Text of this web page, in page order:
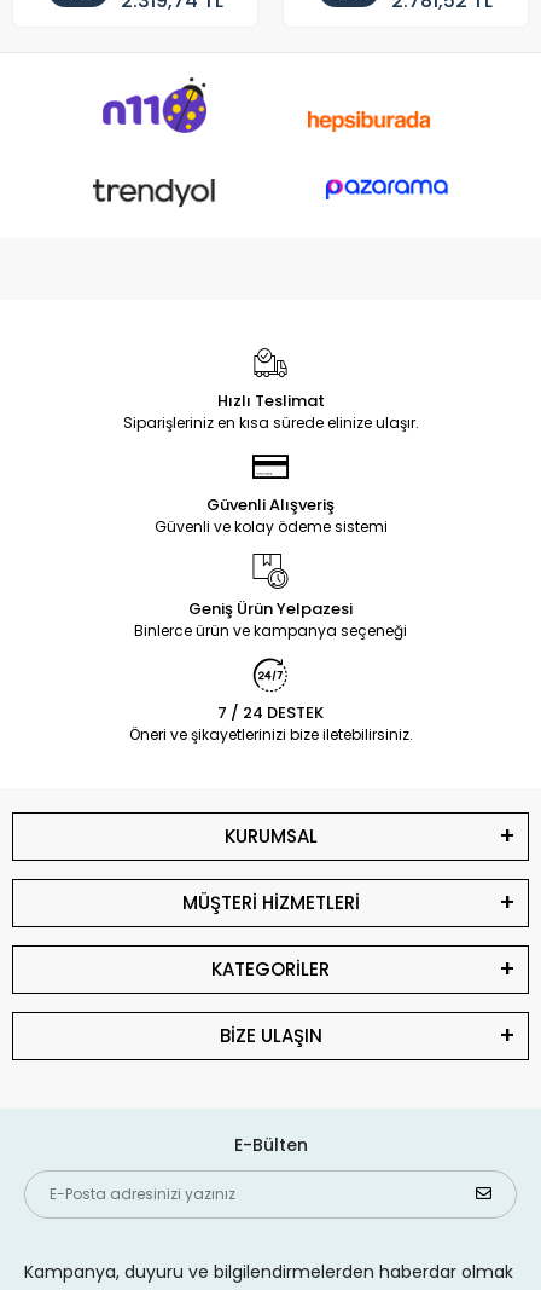
Hızlı Teslimat
Siparişleriniz en kısa sürede elinize ulaşır.
Güvenli Alışveriş
Güvenli ve kolay ödeme sistemi
Geniş Ürün Yelpazesi
Binlerce ürün ve kampanya seçeneği
7 / 24 DESTEK
Öneri ve şikayetlerinizi bize iletebilirsiniz.
KURUMSAL
MÜŞTERİ HİZMETLERİ
KATEGORİLER
BİZE ULAŞIN
E-Bülten
Kampanya, duyuru ve bilgilendirmelerden haberdar olmak